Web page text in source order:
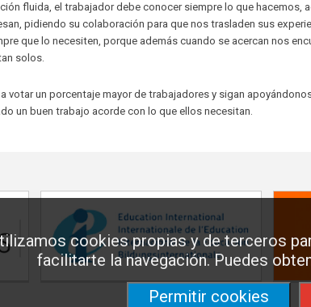
cookies propias y de terceros
facilitarte la navegación. Puedes
Permitir cookies
fluida, el trabajador debe conocer siempre lo que hacemos,
pidiendo su colaboración para que nos trasladen sus
que lo necesiten, porque además cuando se acercan nos
solos.
votar un porcentaje mayor de trabajadores y sigan
un buen trabajo acorde con lo que ellos necesitan.